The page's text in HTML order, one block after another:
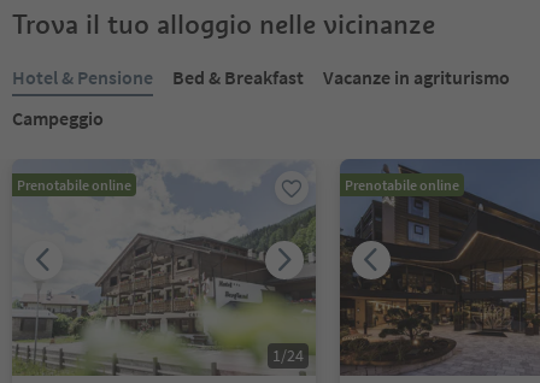
Trova il tuo alloggio nelle vicinanze
Hotel & Pensione Bed & Breakfast
Vacanze in agriturismo
Campeggio
Prenotabile online
1/24
Prenotabile online